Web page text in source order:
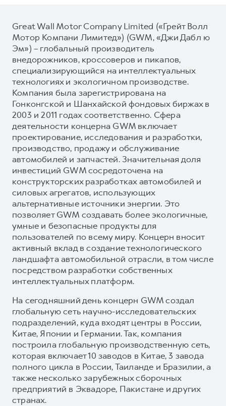
Great Wall Motor Company Limited («Грейт Волл
Мотор Компани Лимитед») (GWM, «Джи Дабл ю
Эм») – глобальный производитель
внедорожников, кроссоверов и пикапов,
специализирующийся на интеллектуальных
технологиях и экологичном производстве.
Компания была зарегистрирована на
Гонконгской и Шанхайской фондовых биржах в
2003 и 2011 годах соответственно. Сфера
деятельности концерна GWM включает
проектирование, исследования и разработки,
производство, продажу и обслуживание
автомобилей и запчастей. Значительная доля
инвестиций GWM сосредоточена на
конструкторских разработках автомобилей и
силовых агрегатов, использующих
альтернативные источники энергии. Это
позволяет GWM создавать более экологичные,
умные и безопасные продукты для
пользователей по всему миру. Концерн вносит
активный вклад в создание технологического
ландшафта автомобильной отрасли, в том числе
посредством разработки собственных
интеллектуальных платформ.
На сегодняшний день концерн GWM создал
глобальную сеть научно-исследовательских
подразделений, куда входят центры в России,
Китае, Японии и Германии. Так, компания
построила глобальную производственную сеть,
которая включает 10 заводов в Китае, 3 завода
полного цикла в России, Таиланде и Бразилии, а
также несколько зарубежных сборочных
предприятий в Эквадоре, Пакистане и других
странах.